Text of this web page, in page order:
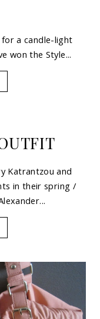
for a candle-light
won the Style...
Katrantzou and
in their spring /